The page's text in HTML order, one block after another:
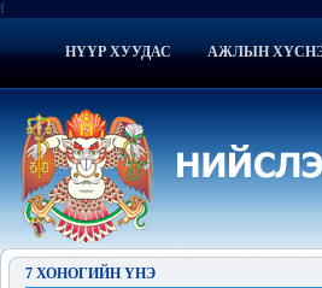
f
НҮҮР ХУУДАС АЖЛЫН
7 ХОНОГИЙН ҮНЭ